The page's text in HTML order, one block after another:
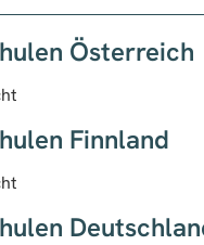
Österreich
Finnland